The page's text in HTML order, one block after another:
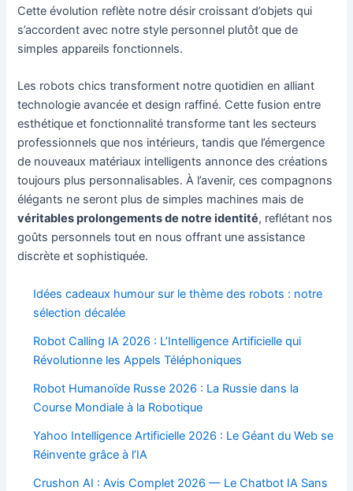
Cette évolution reflète notre désir croissant d’objets qui
s’accordent avec notre style personnel plutôt que de
simples appareils fonctionnels.
Les robots chics transforment notre quotidien en alliant
technologie avancée et design raffiné. Cette fusion entre
esthétique et fonctionnalité transforme tant les secteurs
professionnels que nos intérieurs, tandis que l’émergence
de nouveaux matériaux intelligents annonce des créations
toujours plus personnalisables. À l’avenir, ces compagnons
élégants ne seront plus de simples machines mais de
véritables prolongements de notre identité, reflétant nos
goûts personnels tout en nous offrant une assistance
discrète et sophistiquée.
Idées cadeaux humour sur le thème des robots : notre
sélection décalée
Robot Calling IA 2026 : L’Intelligence Artificielle qui
Révolutionne les Appels Téléphoniques
Robot Humanoïde Russe 2026 : La Russie dans la
Course Mondiale à la Robotique
Yahoo Intelligence Artificielle 2026 : Le Géant du Web se
Réinvente grâce à l’IA
Crushon AI : Avis Complet 2026 — Le Chatbot IA Sans